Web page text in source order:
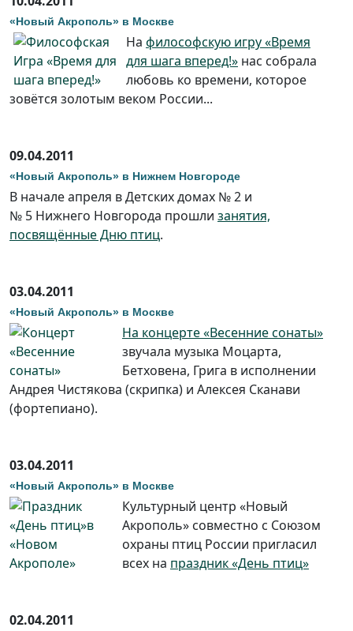
«Новый Акрополь» в Москве
На философскую игру «Время
для шага вперед!» нас собрала
любовь ко времени, которое
зовётся золотым веком России...
09.04.2011
«Новый Акрополь» в Нижнем Новгороде
В начале апреля в Детских домах № 2 и
№ 5 Нижнего Новгорода прошли занятия,
посвящённые Дню птиц.
03.04.2011
«Новый Акрополь» в Москве
На концерте «Весенние сонаты»
звучала музыка Моцарта,
Бетховена, Грига в исполнении
Андрея Чистякова (скрипка) и Алексея Сканави
(фортепиано).
03.04.2011
«Новый Акрополь» в Москве
Культурный центр «Новый
Акрополь» совместно с Союзом
охраны птиц России пригласил
всех на праздник «День птиц»
02.04.2011